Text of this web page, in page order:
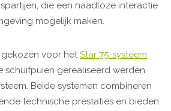
die een naadloze interactie
mogelijk maken.
voor hetStar 75-systeem
schuifpuien gerealiseerd werden
Beide systemen combineren
technische prestaties en bieden